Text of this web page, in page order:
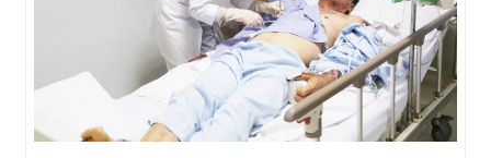
Bệnh nhân hồi phục xuất viện
Tin mới nhất
THÔNG BÁO THAY ĐỔI GIỜ LÀM